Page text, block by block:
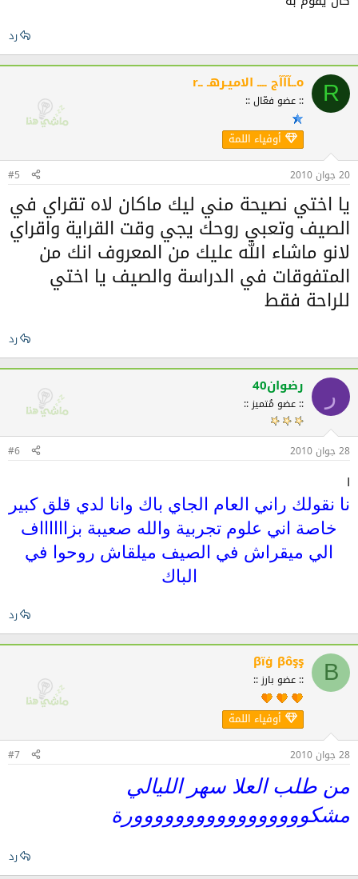
رد
R rــآآآج ــــ الاميـرهـ ــo
:: عضو فعّال ::
أوفياء اللمة
20 جوان 2010 #5
يا اختي نصيحة مني ليك ماكان لاه تقراي في
الصيف وتعبي روحك يجي وقت القراية واقراي
لانو ماشاء الله عليك من المعروف انك من
المتفوقات في الدراسة والصيف يا اختي
للراحة فقط
رد
ر رضوان40
:: عضو مُتميز ::
28 جوان 2010 #6
ا
نا نقولك راني العام الجاي باك وانا لدي قلق كبير
خاصة اني علوم تجربية والله صعيبة بزااااااف
الي ميقراش في الصيف ميلقاش روحوا في
الباك
رد
Β
βïģ βôşş
:: عضو بارز ::
أوفياء اللمة
28 جوان 2010 #7
من طلب العلا سهر الليالي
مشكووووووووووووووووورة
رد